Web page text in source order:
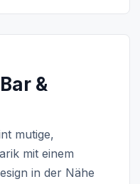
&
mutige,
mit einem
in der Nähe